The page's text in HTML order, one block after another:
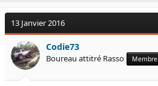
13 Janvier 2016
Codie73
Boureau attitré Rasso